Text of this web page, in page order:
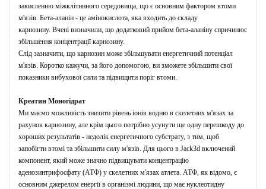
закисленню міжклітинного середовища, що є основним фактором втоми
м'язів. Бета-аланін - це амінокислота, яка входить до складу
карнозину. Вчені визначили, що додатковий прийом бета-аланіну спричинює
збільшення концентрації карнозину.
Слід зазначити, що карнозин може збільшувати енергетичний потенціал
м'язів. Коротко кажучи, за його допомогою, ви зможете збільшити свої
показники вибухової сили та підвищити поріг втоми.
Креатин Моногідрат
Ми маємо можливість знизити рівень іонів водню в скелетних м'язах за
рахунок карнозину, але крім цього потрібно усунути ще одну перешкоду до
хороших результатів - недолік енергетичного субстрату, з тим, щоб
запобігти втомі та збільшити силу м'язів. Для цього в Jack3d включений
компонент, який може значно підвищувати концентрацію
аденозинтрифосфату (АТФ) у скелетних м'язах атлета. АТФ, як відомо, є
основним джерелом енергії в організмі людини, що має нуклеотидну